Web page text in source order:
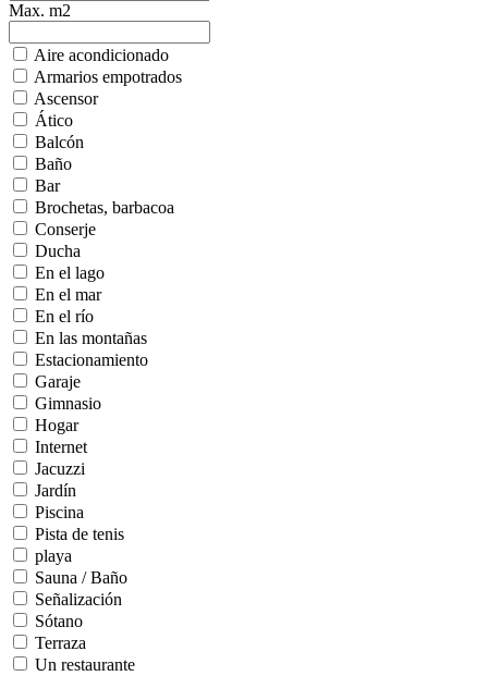
Max. m2
Aire acondicionado
Armarios empotrados
Ascensor
Ático
Balcón
Baño
Bar
Brochetas, barbacoa
Conserje
Ducha
En el lago
En el mar
En el río
En las montañas
Estacionamiento
Garaje
Gimnasio
Hogar
Internet
Jacuzzi
Jardín
Piscina
Pista de tenis
playa
Sauna / Baño
Señalización
Sótano
Terraza
Un restaurante